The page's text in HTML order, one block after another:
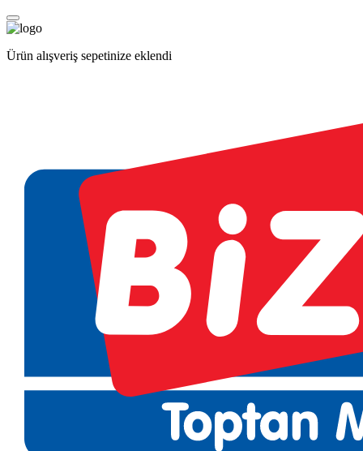
Ürün alışveriş sepetinize eklendi